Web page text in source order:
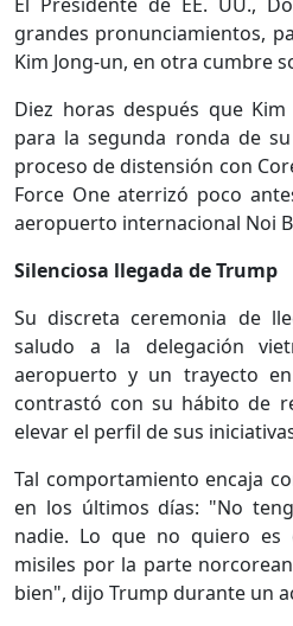
grandes pronunciamientos,
Kim Jong-un, en otra cumbre
Diez horas después que
para la segunda ronda de
proceso de distensión con
Force One aterrizó poco
aeropuerto internacional Noi
Silenciosa llegada de Trump
Su discreta ceremonia de
saludo a la delegación
aeropuerto y un trayecto
contrastó con su hábito de
elevar el perfil de sus
Tal comportamiento encaja
en los últimos días: "No
nadie. Lo que no quiero es
misiles por la parte
bien", dijo Trump durante un